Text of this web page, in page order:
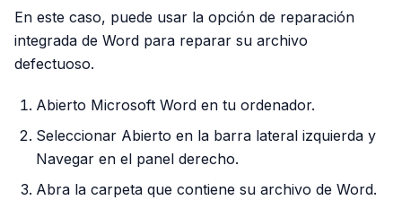
En este caso, puede usar la opción de reparación
integrada de Word para reparar su archivo
defectuoso.
Abierto Microsoft Word en tu ordenador.
Seleccionar Abierto en la barra lateral izquierda y
Navegar en el panel derecho.
Abra la carpeta que contiene su archivo de Word.